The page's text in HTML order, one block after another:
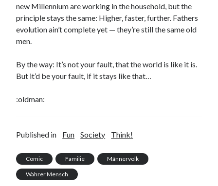
new Millennium are working in the household, but the
principle stays the same: Higher, faster, further. Fathers
evolution ain’t complete yet — they’re still the same old
men.
By the way: It’s not your fault, that the world is like it is.
But it’d be your fault, if it stays like that…
:oldman:
Published in Fun Society Think!
Comic Familie Männervolk
Wahrer Mensch